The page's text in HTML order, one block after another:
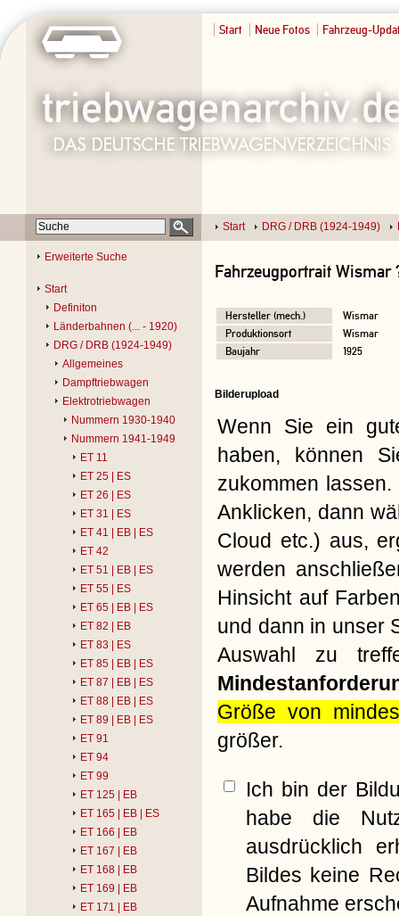
Start Neue Fotos Fahrzeug-
Start DRG / DRB (1924-1949)
Erweiterte Suche
Start
Definiton
Länderbahnen (... - 1920)
DRG / DRB (1924-1949)
Allgemeines
Dampftriebwagen
Elektrotriebwagen
Nummern 1930-1940
Nummern 1941-1949
ET 11
ET 25 | ES
ET 26 | ES
ET 31 | ES
ET 41 | EB | ES
ET 42
ET 51 | EB | ES
ET 55 | ES
ET 65 | EB | ES
ET 82 | EB
ET 83 | ES
ET 85 | EB | ES
ET 87 | EB | ES
ET 88 | EB | ES
ET 89 | EB | ES
ET 91
ET 94
ET 99
ET 125 | EB
ET 165 | EB | ES
ET 166 | EB
ET 167 | EB
ET 168 | EB
ET 169 | EB
ET 171 | EB
Fahrzeugportrait Wismar
Hersteller (mech.)
Wismar
Produktionsort
Wismar
Baujahr
1925
Bilderupload
Wenn Sie ein
haben, können
zukommen
Anklicken, dann
Cloud etc.) aus,
werden
Hinsicht auf
und dann in unser
Auswahl zu
Größe von
größer.
Ich bin der
habe die
ausdrücklich
Bildes keine
Aufnahme